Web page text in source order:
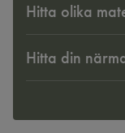
Hitta olika
Hitta din